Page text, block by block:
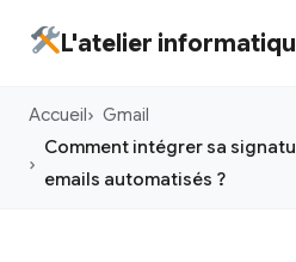
principal
L'atelier
Accueil
Gmail
Comment intégrer sa
emails automatisés ?